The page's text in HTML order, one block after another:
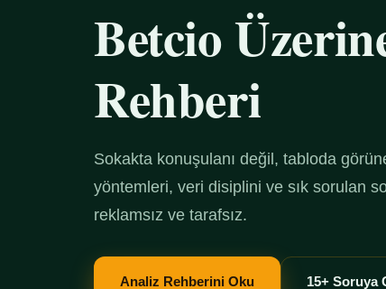
Betcio
Rehberi
Sokakta konuşulanı değil, tabloda
yöntemleri, veri disiplini ve sık sorulan
reklamsız ve tarafsız.
Analiz Rehberini Oku 15+ Soruya